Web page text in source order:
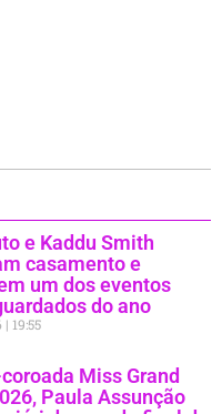
e Kaddu Smith
casamento e
um dos eventos
do ano
19:55
Miss Grand
Paula Assunção